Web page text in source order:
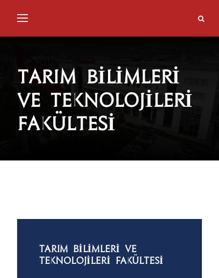
TARIM BİLİMLERİ
VE TEKNOLOJİLERİ
FAKÜLTESİ
TARIM BİLİMLERİ VE
TEKNOLOJİLERİ FAKÜLTESİ